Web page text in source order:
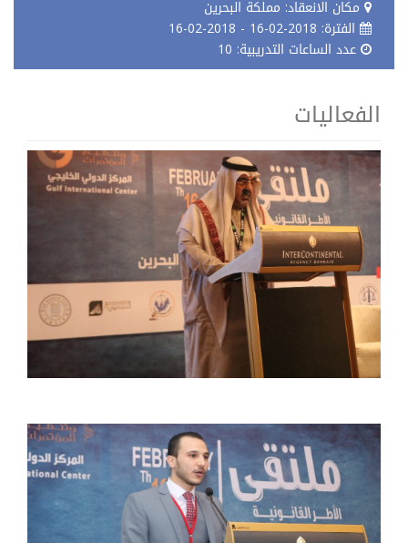
مكان الانعقاد: مملكة البحرين
الفترة: 2018-02-16 - 2018-02-16
عدد الساعات التدريبية: 10
الفعاليات